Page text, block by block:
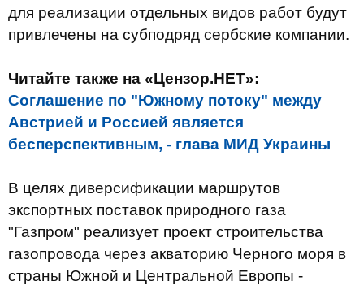
для реализации отдельных видов работ будут
привлечены на субподряд сербские компании.
Читайте также на «Цензор.НЕТ»:
Соглашение по "Южному потоку" между
Австрией и Россией является
бесперспективным, - глава МИД Украины
В целях диверсификации маршрутов
экспортных поставок природного газа
"Газпром" реализует проект строительства
газопровода через акваторию Черного моря в
страны Южной и Центральной Европы -